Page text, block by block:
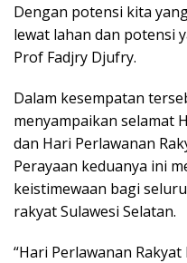
Dengan potensi kita
lewat lahan dan potensi
Prof Fadjry Djufry.
Dalam kesempatan
menyampaikan selamat
dan Hari Perlawanan
Perayaan keduanya ini
keistimewaan bagi
rakyat Sulawesi Selatan.
“Hari Perlawanan